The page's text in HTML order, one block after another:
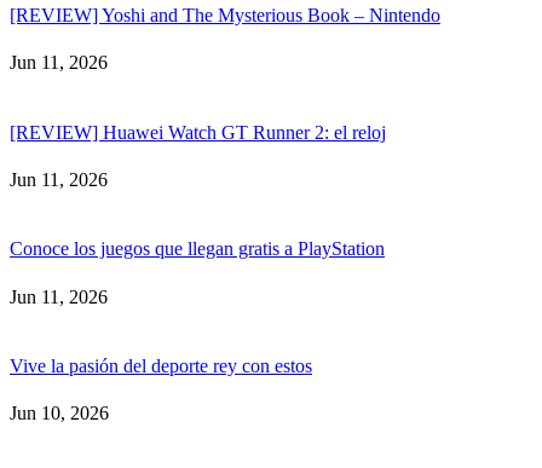
[REVIEW] Yoshi and The Mysterious Book – Nintendo
Jun 11, 2026
[REVIEW] Huawei Watch GT Runner 2: el reloj
Jun 11, 2026
Conoce los juegos que llegan gratis a PlayStation
Jun 11, 2026
Vive la pasión del deporte rey con estos
Jun 10, 2026